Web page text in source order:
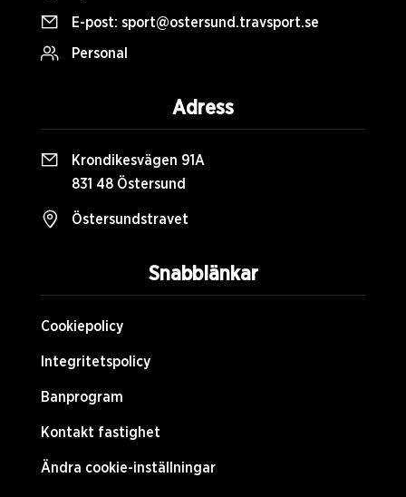
Snabblänkar
Cookiepolicy
Integritetspolicy
Banprogram
Kontakt fastighet
Ändra cookie-inställningar
E-post: sport@ostersund.travsport.se
Personal
Adress
Krondikesvägen 91A
831 48 Östersund
Östersundstravet